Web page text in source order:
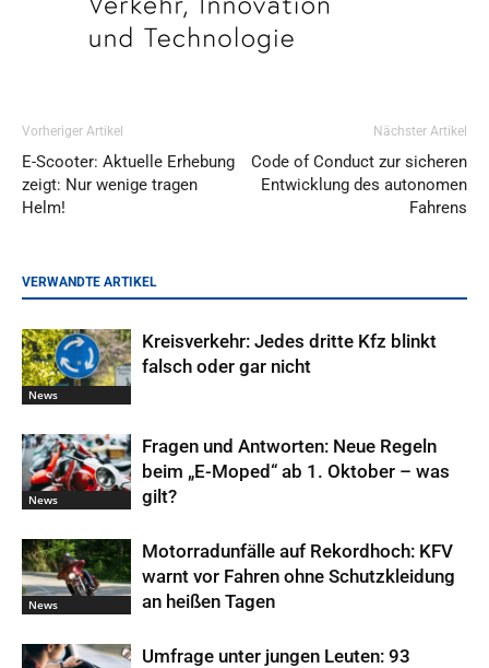
Vorheriger Artikel
E-Scooter: Aktuelle Erhebung
zeigt: Nur wenige tragen
Helm!
Nächster Artikel
Code of Conduct zur sicheren
Entwicklung des autonomen
Fahrens
VERWANDTE ARTIKEL
News
Kreisverkehr: Jedes dritte Kfz blinkt
falsch oder gar nicht
News
Fragen und Antworten: Neue Regeln
beim „E-Moped“ ab 1. Oktober – was
gilt?
News
Motorradunfälle auf Rekordhoch: KFV
warnt vor Fahren ohne Schutzkleidung
an heißen Tagen
Umfrage unter jungen Leuten: 93